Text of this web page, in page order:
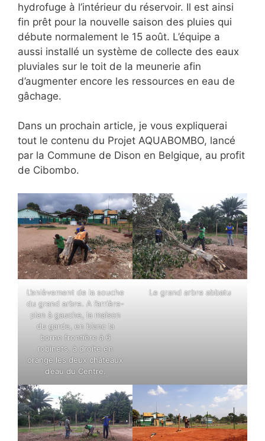
hydrofuge à l’intérieur du réservoir. Il est ainsi
fin prêt pour la nouvelle saison des pluies qui
débute normalement le 15 août. L’équipe a
aussi installé un système de collecte des eaux
pluviales sur le toit de la meunerie afin
d’augmenter encore les ressources en eau de
gâchage.
Dans un prochain article, je vous expliquerai
tout le contenu du Projet AQUABOMBO, lancé
par la Commune de Dison en Belgique, au profit
de Cibombo.
L’enlèvement de la souche
du grand arbre. A l’arrière-
plan à gauche, la maison
du garde, en blanc la
borne frontière à 6
robinets, à droite en
orange les deux châteaux
d’eau du Centre.
Le grand arbre abbatu